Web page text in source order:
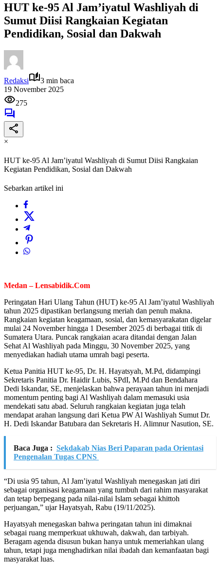
HUT ke-95 Al Jam’iyatul Washliyah di
Sumut Diisi Rangkaian Kegiatan
Pendidikan, Sosial dan Dakwah
Redaksi
3 min baca
19 November 2025
275
×
HUT ke-95 Al Jam’iyatul Washliyah di Sumut Diisi Rangkaian
Kegiatan Pendidikan, Sosial dan Dakwah
Sebarkan artikel ini
Medan – Lensabidik.Com
Peringatan Hari Ulang Tahun (HUT) ke-95 Al Jam’iyatul Washliyah
tahun 2025 dipastikan berlangsung meriah dan penuh makna.
Rangkaian kegiatan keagamaan, sosial, dan kemasyarakatan digelar
mulai 24 November hingga 1 Desember 2025 di berbagai titik di
Sumatera Utara. Puncak rangkaian acara ditandai dengan Jalan
Sehat Al Washliyah pada Minggu, 30 November 2025, yang
menyediakan hadiah utama umrah bagi peserta.
Ketua Panitia HUT ke-95, Dr. H. Hayatsyah, M.Pd, didampingi
Sekretaris Panitia Dr. Haidir Lubis, SPdI, M.Pd dan Bendahara
Dedi Iskandar, SE, menjelaskan bahwa perayaan tahun ini menjadi
momentum penting bagi Al Washliyah dalam memasuki usia
mendekati satu abad. Seluruh rangkaian kegiatan juga telah
mendapat arahan langsung dari Ketua PW Al Washliyah Sumut Dr.
H. Dedi Iskandar Batubara dan Sekretaris H. Alimnur Nasution, SE.
Baca Juga : Sekdakab Nias Beri Paparan pada Orientasi
Pengenalan Tugas CPNS
“Di usia 95 tahun, Al Jam’iyatul Washliyah menegaskan jati diri
sebagai organisasi keagamaan yang tumbuh dari rahim masyarakat
dan tetap berpegang pada nilai-nilai Islam sebagai khittoh
perjuangan,” ujar Hayatsyah, Rabu (19/11/2025).
Hayatsyah menegaskan bahwa peringatan tahun ini dimaknai
sebagai ruang memperkuat ukhuwah, dakwah, dan tarbiyah.
Beragam agenda disusun bukan hanya untuk memeriahkan ulang
tahun, tetapi juga menghadirkan nilai ibadah dan kemanfaatan bagi
masyarakat luas.